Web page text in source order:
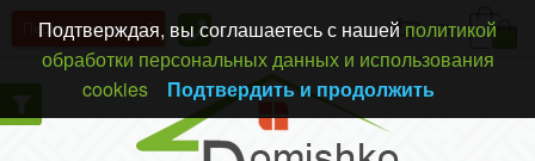
(0)
Перезвонить вам?
Подтверждая, вы соглашаетесь с нашей политикой
обработки персональных данных и использования
cookies
Подтвердить и продолжить